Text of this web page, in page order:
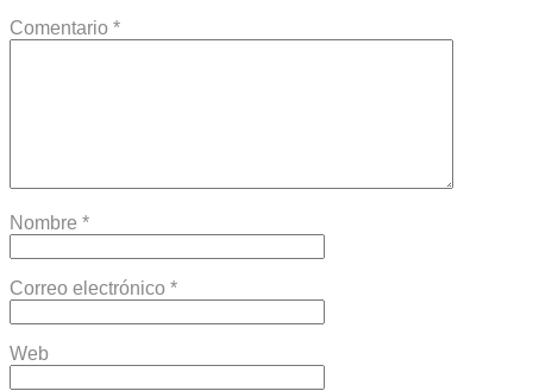
Comentario *
Nombre *
Correo electrónico *
Web